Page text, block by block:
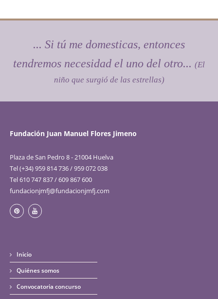
... Si tú me domesticas, entonces
tendremos necesidad el uno del otro... (El
niño que surgió de las estrellas)
Fundación Juan Manuel Flores Jimeno
Plaza de San Pedro 8 - 21004 Huelva
Tel (+34) 959 814 736 / 959 072 038
Tel 610 747 837 / 609 867 600
fundacionjmfj@fundacionjmfj.com
Inicio
Quiénes somos
Convocatoria concurso